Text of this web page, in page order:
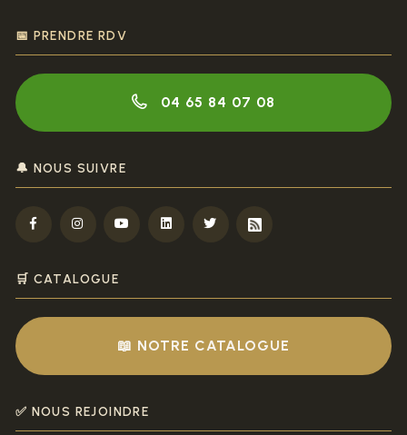
📅 PRENDRE RDV
04 65 84 07 08
🔔 NOUS SUIVRE
🛒 CATALOGUE
📖 NOTRE CATALOGUE
✅ NOUS REJOINDRE